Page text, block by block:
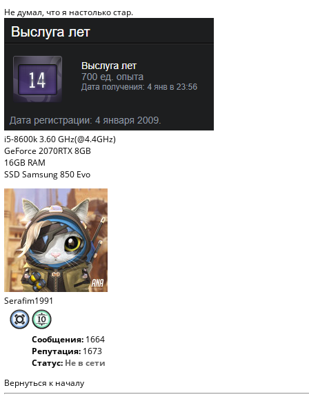
Не думал, что я настолько стар.
i5-8600k 3.60 GHz(@4.4GHz)
GeForce 2070RTX 8GB
16GB RAM
SSD Samsung 850 Evo
Serafim1991
Сообщения: 1664
Репутация: 1673
Статус: Не в сети
Вернуться к началу